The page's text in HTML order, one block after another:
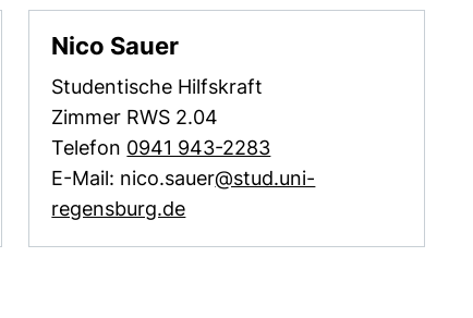
Nico Sauer
Studentische Hilfskraft
Zimmer RWS 2.04
Telefon 0941 943-2283
E-Mail: nico.sauer@stud.uni-
regensburg.de(öffnet Ihr E-Mail-Programm)